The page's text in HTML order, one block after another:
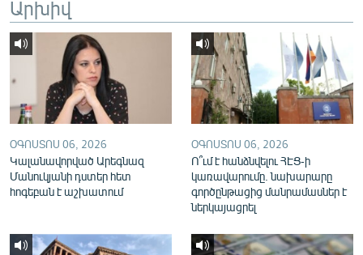
English
Русский
ՀԵՏԵՎԵՔ ՄԵԶ
«Ազատության» բոլոր կայքերը
Արխիվ
ՕԳՈՍՏՈՍ 06, 2026
Կալանավորված Արեգնազ
Մանուկյանի դստեր հետ
հոգեբան է աշխատում
ՕԳՈՍՏՈՍ 06, 2026
Ո՞ւմ է հանձնվելու ՀԷՑ-ի
կառավարումը. նախարարը
գործընթացից մանրամասներ է
ներկայացրել